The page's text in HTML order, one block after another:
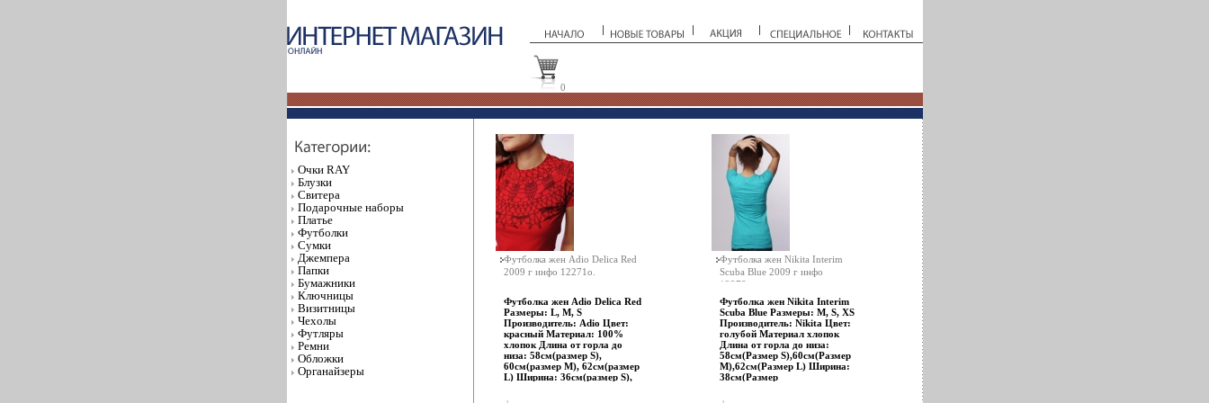
0
Очки RAY
Блузки
Свитера
Подарочные наборы
Платье
Футболки
Сумки
Джемпера
Папки
Бумажники
Ключницы
Визитницы
Чехолы
Футляры
Ремни
Обложки
Органайзеры
Футболка жен Adio Delica Red
2009 г инфо 12271o.
Футболка жен Adio Delica Red
Размеры: L, M, S
Производитель: Adio Цвет:
красный Материал: 100%
хлопок Длина от горла до
низа: 58см(размер S),
60см(размер M), 62см(размер
L) Ширина: 36см(размер S),
40см(размер L) Компания
Футболка жен Nikita Interim
Scuba Blue 2009 г инфо
12273o.
Футболка жен Nikita Interim
Scuba Blue Размеры: M, S, XS
Производитель: Nikita Цвет:
голубой Материал хлопок
Длина от горла до низа:
58см(Размер S),60см(Размер
M),62см(Размер L) Ширина:
38см(Размер
M),42см(Размер L) Nikita